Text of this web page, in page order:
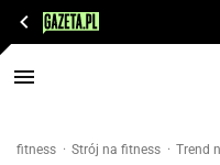
fitness Strój na fitness Trend